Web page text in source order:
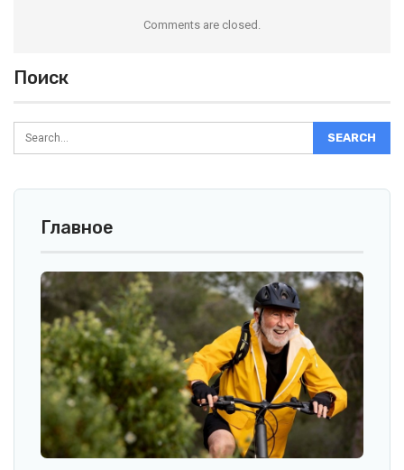
Comments are closed.
Поиск
Главное